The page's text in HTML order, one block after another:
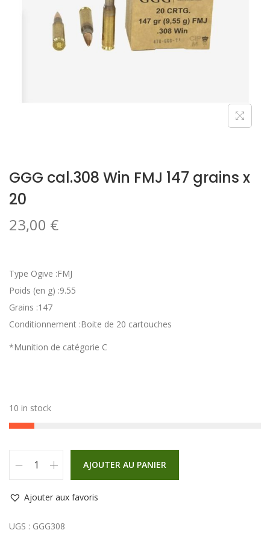
GGG cal.308 Win FMJ 147 grains x
20
23,00 €
Type Ogive :FMJ
Poids (en g) :9.55
Grains :147
Conditionnement :Boite de 20 cartouches
*Munition de catégorie C
10 in stock
AJOUTER AU PANIER
Ajouter aux favoris
UGS : GGG308